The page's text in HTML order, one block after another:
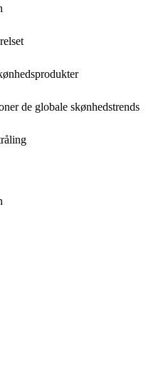
de globale skønhedstrends